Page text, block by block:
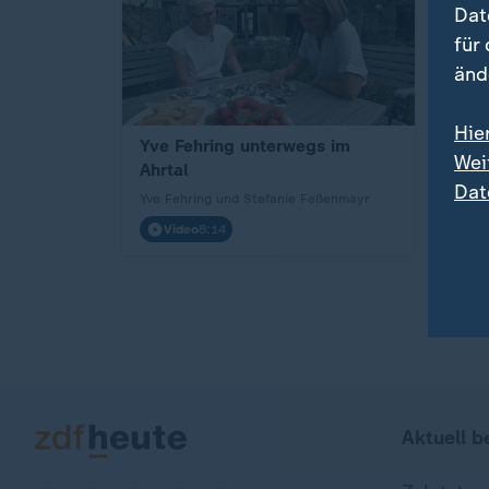
Yve Fehring unterwegs im
Ahrtal
Video8:14
für